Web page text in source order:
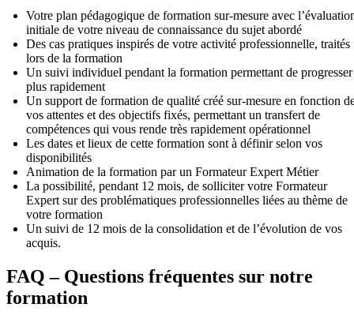
Votre plan pédagogique de formation sur-mesure avec
initiale de votre niveau de connaissance du sujet abordé
Des cas pratiques inspirés de votre activité professionnelle, traités
lors de la formation
Un suivi individuel pendant la formation permettant de progresser
plus rapidement
Un support de formation de qualité créé sur-mesure en fonction
vos attentes et des objectifs fixés, permettant un transfert de
compétences qui vous rende très rapidement opérationnel
Les dates et lieux de cette formation sont à définir selon vos
disponibilités
Animation de la formation par un Formateur Expert Métier
La possibilité, pendant 12 mois, de solliciter votre Formateur
Expert sur des problématiques professionnelles liées au thème de
votre formation
Un suivi de 12 mois de la consolidation et de l’évolution de vos
acquis.
FAQ – Questions fréquentes sur notre
formation